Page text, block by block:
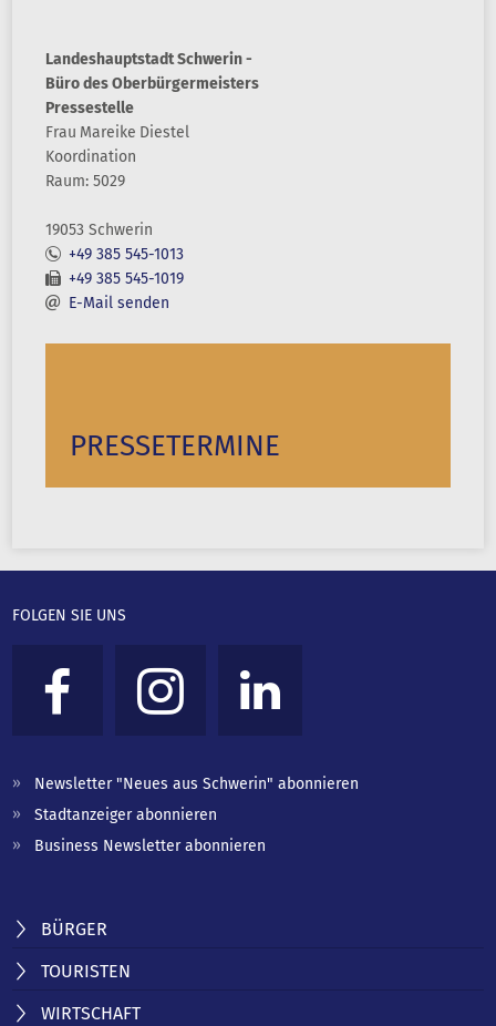
Landeshauptstadt Schwerin -
Büro des Oberbürgermeisters
Pressestelle
Frau Mareike Diestel
Koordination
Raum: 5029
19053 Schwerin
+49 385 545-1013
+49 385 545-1019
E-Mail senden
PRESSETERMINE
FOLGEN SIE UNS
Newsletter "Neues aus Schwerin" abonnieren
Stadtanzeiger abonnieren
Business Newsletter abonnieren
BÜRGER
TOURISTEN
WIRTSCHAFT